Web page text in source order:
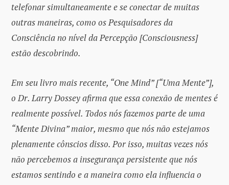
telefonar simultaneamente e se conectar de muitas
outras maneiras, como os Pesquisadores da
Consciência no nível da Percepção [Consciousness]
estão descobrindo.
Em seu livro mais recente, “One Mind” [“Uma Mente”],
o Dr. Larry Dossey afirma que essa conexão de mentes é
realmente possível. Todos nós fazemos parte de uma
“Mente Divina” maior, mesmo que nós não estejamos
plenamente cônscios disso. Por isso, muitas vezes nós
não percebemos a insegurança persistente que nós
estamos sentindo e a maneira como ela influencia o